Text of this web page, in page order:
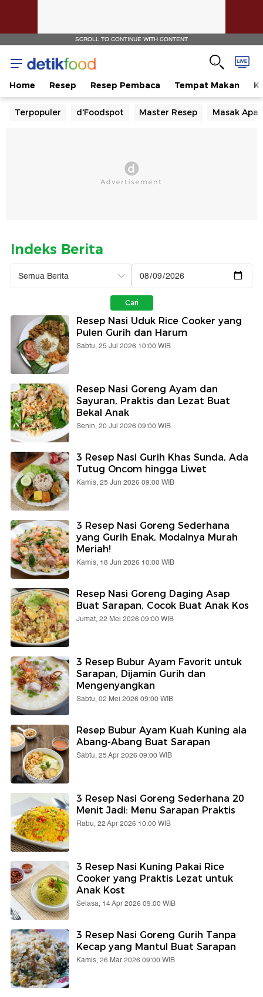
1
SCROLL TO CONTINUE WITH CONTENT
Home Resep Resep Pembaca Tempat Makan
Terpopuler d'Foodspot Master Resep Masak Apa
Indeks Berita
Resep Nasi Uduk Rice Cooker yang
Pulen Gurih dan Harum
Sabtu, 25 Jul 2026 10:00 WIB
Resep Nasi Goreng Ayam dan
Sayuran, Praktis dan Lezat Buat
Bekal Anak
Senin, 20 Jul 2026 09:00 WIB
3 Resep Nasi Gurih Khas Sunda, Ada
Tutug Oncom hingga Liwet
Kamis, 25 Jun 2026 09:00 WIB
3 Resep Nasi Goreng Sederhana
yang Gurih Enak, Modalnya Murah
Meriah!
Kamis, 18 Jun 2026 10:00 WIB
Resep Nasi Goreng Daging Asap
Buat Sarapan, Cocok Buat Anak Kos
Jumat, 22 Mei 2026 09:00 WIB
3 Resep Bubur Ayam Favorit untuk
Sarapan, Dijamin Gurih dan
Mengenyangkan
Sabtu, 02 Mei 2026 09:00 WIB
Resep Bubur Ayam Kuah Kuning ala
Abang-Abang Buat Sarapan
Sabtu, 25 Apr 2026 09:00 WIB
3 Resep Nasi Goreng Sederhana 20
Menit Jadi: Menu Sarapan Praktis
Rabu, 22 Apr 2026 10:00 WIB
3 Resep Nasi Kuning Pakai Rice
Cooker yang Praktis Lezat untuk
Anak Kost
Selasa, 14 Apr 2026 09:00 WIB
3 Resep Nasi Goreng Gurih Tanpa
Kecap yang Mantul Buat Sarapan
Kamis, 26 Mar 2026 09:00 WIB